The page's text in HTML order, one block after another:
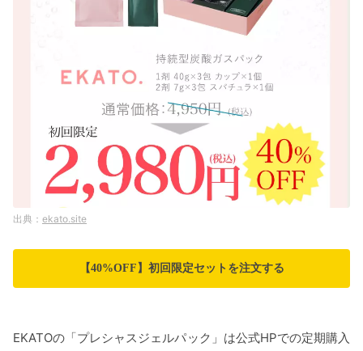
ekato.site
【40%OFF】初回限定セットを注文する
EKATOの「プレシャスジェルパック」は公式HPでの定期購入